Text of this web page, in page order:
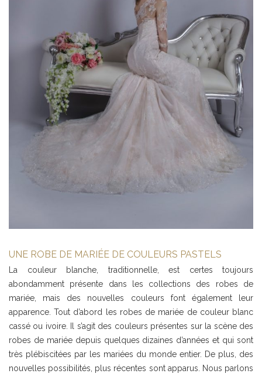
UNE ROBE DE MARIÉE DE COULEURS PASTELS
La couleur blanche, traditionnelle, est certes toujours
abondamment présente dans les collections des robes de
mariée, mais des nouvelles couleurs font également leur
apparence. Tout d’abord les robes de mariée de couleur blanc
cassé ou ivoire. Il s’agit des couleurs présentes sur la scène des
robes de mariée depuis quelques dizaines d’années et qui sont
très plébiscitées par les mariées du monde entier. De plus, des
nouvelles possibilités, plus récentes sont apparus. Nous parlons